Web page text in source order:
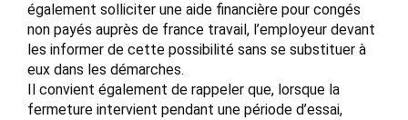
également solliciter une aide financière pour congés
non payés auprès de france travail, l’employeur devant
les informer de cette possibilité sans se substituer à
eux dans les démarches.
Il convient également de rappeler que, lorsque la
fermeture intervient pendant une période d’essai,